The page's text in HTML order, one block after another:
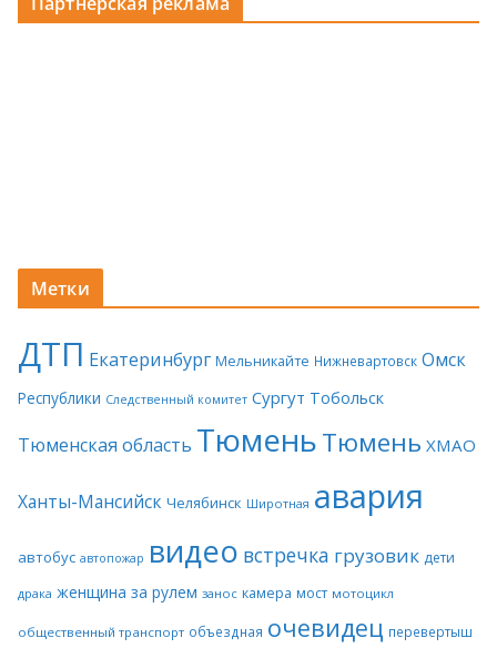
Метки
ДТП Екатеринбург Мельникайте Нижневартовск Омск
Республики Следственный комитет Сургут Тобольск
Тюменская область ТюменьТюмень ХМАО
Ханты-Мансийск Челябинск Широтная авария
автобус автопожар видео встречка грузовик дети
драка женщина за рулем занос камера мост мотоцикл
общественный транспорт объездная очевидец перевертыш